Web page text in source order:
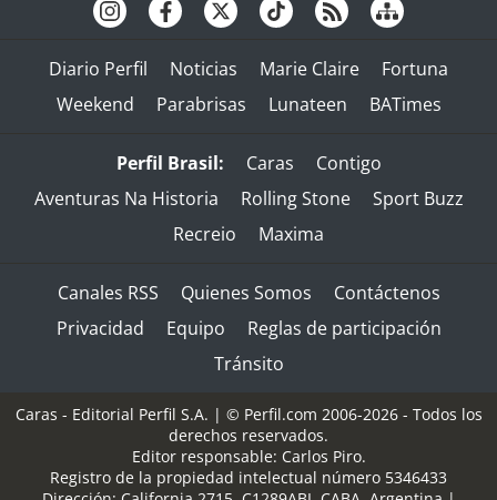
Diario Perfil Noticias Marie Claire
Fortuna
Weekend
Parabrisas Lunateen BATimes
Perfil Brasil: Caras
Contigo
Aventuras Na Historia
Rolling Stone
Sport Buzz
Recreio
Maxima
Canales RSS Quienes Somos
Contáctenos
Privacidad
Equipo
Reglas de participación
Tránsito
Caras - Editorial Perfil S.A. | © Perfil.com 2006-2026 - Todos los
derechos reservados.
Editor responsable: Carlos Piro.
Registro de la propiedad intelectual número 5346433